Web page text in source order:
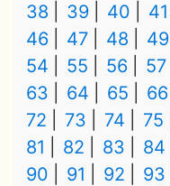
38
39 40 41
46
47 48 49
54
55 56 57
63
64 65 66
72
73 74 75
81
82 83 84
90
91 92 93